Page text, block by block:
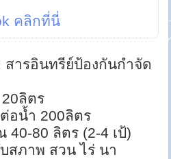
คลิกที่นี่
ารอินทรีย์ป้องกันกำจัด
ลิตร
อน้ำ 200ลิตร
80 ลิตร (2-4 เป้)
สภาพ สวน ไร่ นา